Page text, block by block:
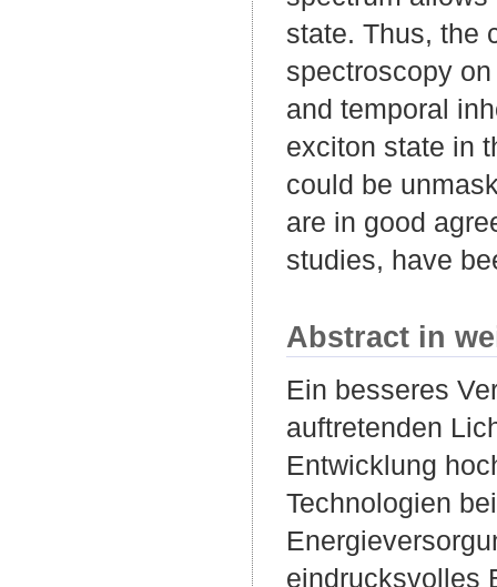
state. Thus, the
spectroscopy
and temporal
exciton state in
could be
are in good
studies, have
Abstract in
Ein besseres
auftretenden
Entwicklung
Technologien
eindrucksvolles